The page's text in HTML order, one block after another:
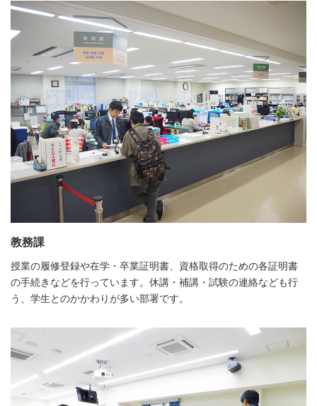
教務課
授業の履修登録や在学・卒業証明書、資格取得のための各証明書
の手続きなどを行っています。休講・補講・試験の連絡なども行
う、学生とのかかわりが多い部署です。